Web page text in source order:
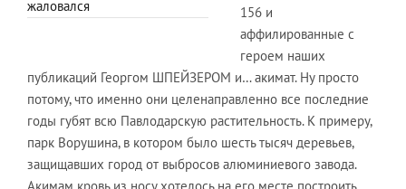
жаловался
156 и
аффилированные с
героем наших
публикаций Георгом ШПЕЙЗЕРОМ и… акимат. Ну просто
потому, что именно они целенаправленно все последние
годы губят всю Павлодарскую растительность. К примеру,
парк Ворушина, в котором было шесть тысяч деревьев,
защищавших город от выбросов алюминиевого завода.
Акимам кровь из носу хотелось на его месте построить